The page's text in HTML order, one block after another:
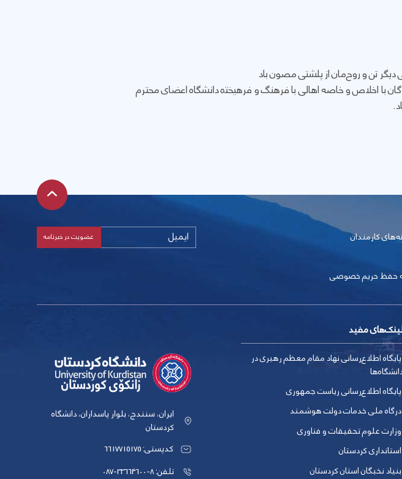
دیگر تن و روح‌مان از پلشتی مصون باد
با اخلاص و خاصه اهالی با فرهنگ و فرهیختە دانشگاە اعضای محترم
کارمندان
حفظ حریم خصوصی
مفید
پایگاه اطلاع‌رسانی نهاد مقام معظم رهبری در
پایگاه اطلاع‌رسانی ریاست جمهوری
درگاه ملی خدمات دولت هوشمند
وزارت علوم تحقیقات و فناوری
استانداری کردستان
بنیاد نخبگان استان کردستان
ایران، سنندج، بلوار پاسداران، دانشگاه
کردستان
کدپستی: 6617715175
تلفن: 8-33664600-087